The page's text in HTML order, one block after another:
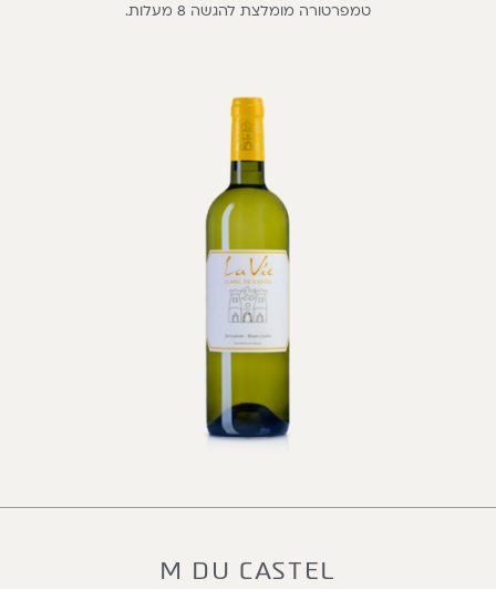
טמפרטורה מומלצת להגשה 8 מעלות.
M DU CASTEL